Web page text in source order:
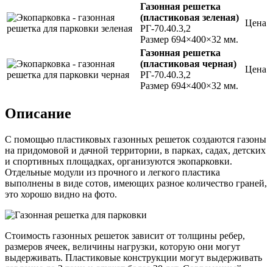
Газонная решетка
(пластиковая зеленая)
РГ-70.40.3,2
Размер 694×400×32 мм.
Цена
Газонная решетка
(пластиковая черная)
РГ-70.40.3,2
Размер 694×400×32 мм.
Цена
Описание
С помощью пластиковых газонных решеток создаются газоны
на придомовой и дачной территории, в парках, садах, детских
и спортивных площадках, организуются экопарковки.
Отдельные модули из прочного и легкого пластика
выполнены в виде сотов, имеющих разное количество граней,
это хорошо видно на фото.
Стоимость газонных решеток зависит от толщины ребер,
размеров ячеек, величины нагрузки, которую они могут
выдерживать. Пластиковые конструкции могут выдерживать